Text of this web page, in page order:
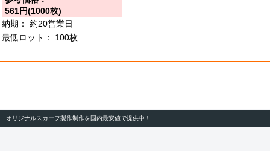
561円(1000枚)
納期：
約20営業日
最低ロット：
100枚
オリジナルスカーフ製作制作を国内最安値で提供中！